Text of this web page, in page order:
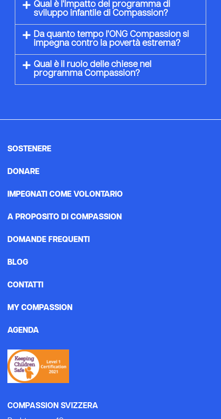
Qual è l'impatto del programma di
sviluppo infantile di Compassion?
Da quanto tempo l'ONG Compassion si
impegna contro la povertà estrema?
Qual è il ruolo delle chiese nel
programma Compassion?
SOSTENERE
DONARE
IMPEGNATI COME VOLONTARIO
A PROPOSITO DI COMPASSION
DOMANDE FREQUENTI
BLOG
CONTATTI
MY COMPASSION
AGENDA
COMPASSION SVIZZERA